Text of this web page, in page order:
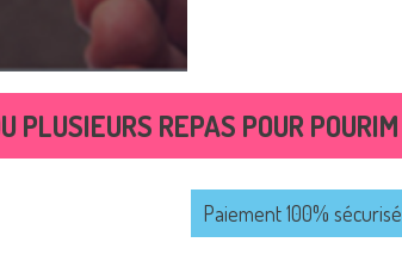
PLUSIEURS REPAS POUR POURIM
Paiement 100% sécurisé